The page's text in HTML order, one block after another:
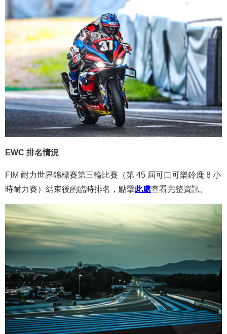
EWC 排名情況
FIM 耐力世界錦標賽第三輪比賽（第 45 屆可口可樂鈴鹿 8 小
時耐力賽）結束後的臨時排名，點擊此處查看完整資訊。